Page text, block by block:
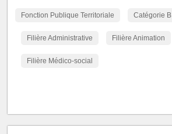
Fonction Publique Territoriale Catégorie B
Filière Administrative Filière Animation
Filière Médico-social